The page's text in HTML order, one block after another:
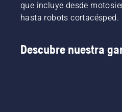
que incluye desde
hasta robots cortacésped.
Descubre nuestra